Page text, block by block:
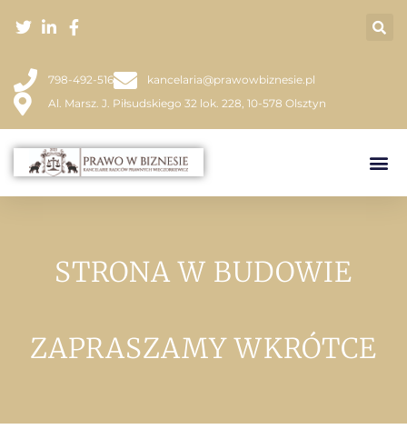
798-492-516
kancelaria@prawowbiznesie.pl
Al. Marsz. J. Piłsudskiego 32 lok. 228, 10-578 Olsztyn
STRONA W BUDOWIE
ZAPRASZAMY WKRÓTCE